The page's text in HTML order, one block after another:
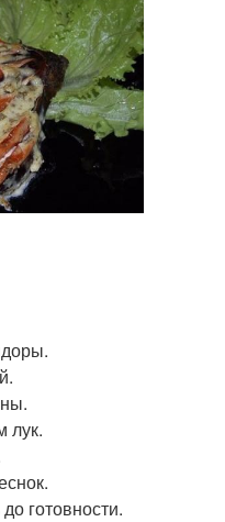
лук.
готовности.